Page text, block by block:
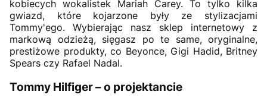
kobiecych wokalistek Mariah Carey. To tylko kilka
gwiazd, które kojarzone były ze stylizacjami
Tommy'ego. Wybierając nasz sklep internetowy z
markową odzieżą, sięgasz po te same, oryginalne,
prestiżowe produkty, co Beyonce, Gigi Hadid, Britney
Spears czy Rafael Nadal.
Tommy Hilfiger – o projektancie